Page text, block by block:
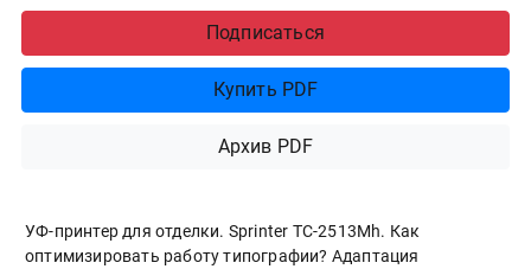
Подписаться
Купить PDF
Архив PDF
УФ-принтер для отделки. Sprinter ТС-2513Mh. Как
оптимизировать работу типографии? Адаптация